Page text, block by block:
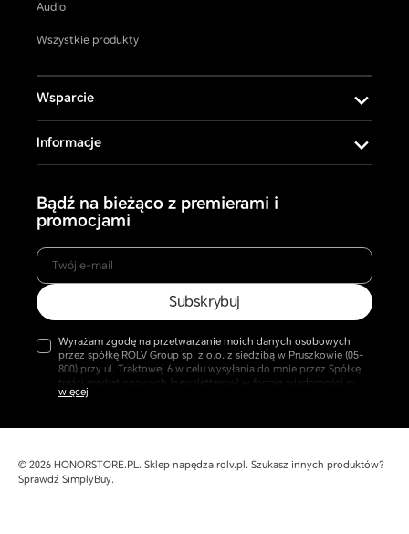
Audio
Wszystkie produkty
Wsparcie
Informacje
Bądź na bieżąco z premierami i
promocjami
Twój
e-
mail
Subskrybuj
Wyrażam zgodę na przetwarzanie moich danych osobowych
przez spółkę ROLV Group sp. z o.o. z siedzibą w Pruszkowie (05-
800) przy ul. Traktowej 6 w celu wysyłania do mnie przez Spółkę
treści marketingowych (newsletterów) w formie wiadomości e-
mail przesyłanych na podany przeze mnie adres. Przyjmuję do
© 2026 HONORSTORE.PL. Sklep napędza rolv.pl . Szukasz innych produktów?
Sprawdź SimplyBuy.